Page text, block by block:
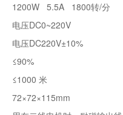
1200W 5.5A 1800转/分
电压DC0~220V
电压DC220V±10%
≤90%
≤1000 米
72×72×115mm